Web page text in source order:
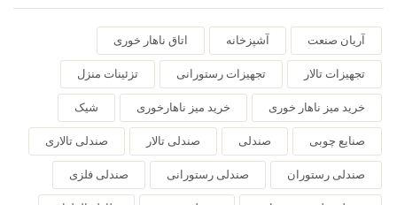
آریان صنعت آشپزخانه اتاق ناهار خوری
تجهیزات تالار تجهیزات رستورانی تزئینات منزل
خرید میز ناهار خوری خرید میز ناهارخوری شیک
صنایع چوبی صندلی صندلی تالار صندلی تالاری
صندلی رستوران صندلی رستورانی صندلی فلزی